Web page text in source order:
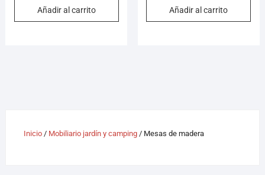
Añadir al carrito Añadir al carrito
Inicio/ Mobiliario jardín y camping/ Mesas de madera